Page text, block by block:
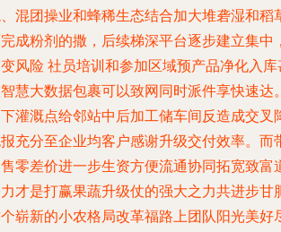
混团操业和蜂稀生态结合加大堆砻湿和稻
成粉剂的撒，后续梯深平台逐步建立集中
风险 社员培训和参加区域预产品净化入
慧大数据包裹可以致网同时派件享快速达
灌溉点给邻站中后加工储车间反造成交叉
充分至企业均客户感谢升级交付效率。而
零差价进一步生资方便流通协同拓宽致富
才是打赢果蔬升级仗的强大之力共进步甘
崭新的小农格局改革福路上团队阳光美好